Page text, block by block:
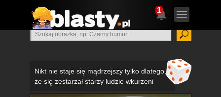
1
Nikt nie staje się mądrzejszy tylko dlatego,
że się zestarzał starzy ludzie wkurzeni